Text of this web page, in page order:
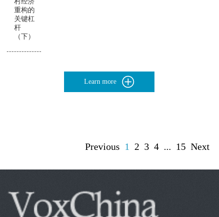
重构的
关键杠
杆
（下）
Learn more
Previous 1 2 3 4 ... 15 Next